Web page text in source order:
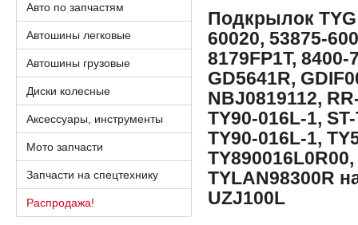
Подкрылок TYG
60020, 53875-
8179FP1T,
GD5641R,
NBJ0819112,
TY90-016L-1,
TY90-016L-1,
TYLAN98300R
UZJ100L
Авто по запчастям
Автошины легковые
Автошины грузовые
Диски колесные
Аксессуары, инструменты
Мото запчасти
Запчасти на спецтехнику
Распродажа!